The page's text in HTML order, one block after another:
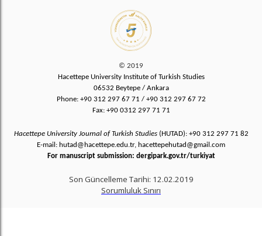
© 2019
Hacettepe University Institute of Turkish Studies
06532 Beytepe / Ankara
Phone: +90 312 297 67 71 / +90 312 297 67 72
Fax: +90 0312 297 71 71
Hacettepe University Journal of Turkish Studies(HUTAD): +90 312 297 71 82
E-mail: hutad@hacettepe.edu.tr, hacettepehutad@gmail.com
For manuscript submission: dergipark.gov.tr/turkiyat
Son Güncelleme Tarihi: 12.02.2019
Sorumluluk Sınırı